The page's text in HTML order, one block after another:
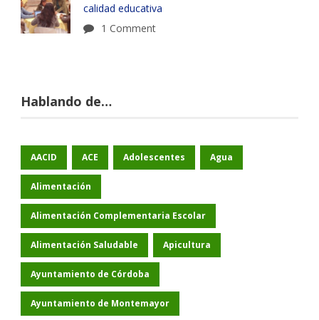
calidad educativa
1 Comment
Hablando de…
AACID ACE Adolescentes Agua
Alimentación
Alimentación Complementaria Escolar
Alimentación Saludable Apicultura
Ayuntamiento de Córdoba
Ayuntamiento de Montemayor